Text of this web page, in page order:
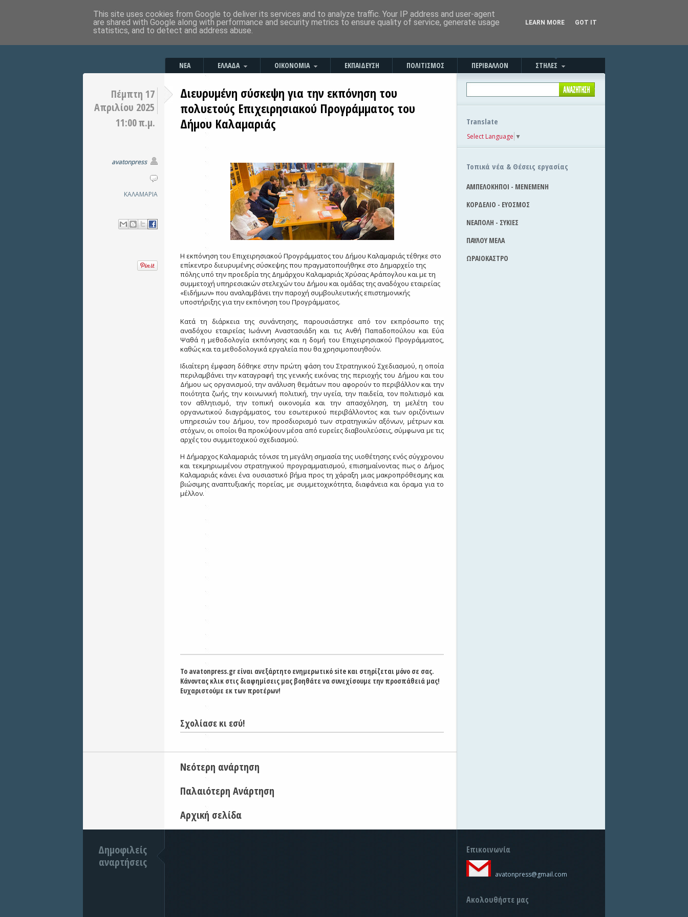
ΝΕΑ ΕΛΛΑΔΑ ΟΙΚΟΝΟΜΙΑ ΕΚΠΑΙΔΕΥΣΗ ΠΟΛΙΤΙΣΜΟΣ ΠΕΡΙΒΑΛΛΟΝ ΣΤΗΛΕΣ
Πέμπτη 17
Απριλίου 2025
11:00 π.μ.
avatonpress
ΚΑΛΑΜΑΡΙΑ
Διευρυμένη σύσκεψη για την εκπόνηση του
πολυετούς Επιχειρησιακού Προγράμματος του
Δήμου Καλαμαριάς
Η εκπόνηση του Επιχειρησιακού Προγράμματος του Δήμου Καλαμαριάς τέθηκε στο
επίκεντρο διευρυμένης σύσκεψης που πραγματοποιήθηκε στο Δημαρχείο της
πόλης υπό την προεδρία της Δημάρχου Καλαμαριάς Χρύσας Αράπογλου και με τη
συμμετοχή υπηρεσιακών στελεχών του Δήμου και ομάδας της αναδόχου εταιρείας
«Ειδήμων» που αναλαμβάνει την παροχή συμβουλευτικής επιστημονικής
υποστήριξης για την εκπόνηση του Προγράμματος.
Κατά τη διάρκεια της συνάντησης, παρουσιάστηκε από τον εκπρόσωπο της
αναδόχου εταιρείας Ιωάννη Αναστασιάδη και τις Ανθή Παπαδοπούλου και Εύα
Ψαθά η μεθοδολογία εκπόνησης και η δομή του Επιχειρησιακού Προγράμματος,
καθώς και τα μεθοδολογικά εργαλεία που θα χρησιμοποιηθούν.
Ιδιαίτερη έμφαση δόθηκε στην πρώτη φάση του Στρατηγικού Σχεδιασμού, η οποία
περιλαμβάνει την καταγραφή της γενικής εικόνας της περιοχής του Δήμου και του
Δήμου ως οργανισμού, την ανάλυση θεμάτων που αφορούν το περιβάλλον και την
ποιότητα ζωής, την κοινωνική πολιτική, την υγεία, την παιδεία, τον πολιτισμό και
τον αθλητισμό, την τοπική οικονομία και την απασχόληση, τη μελέτη του
οργανωτικού διαγράμματος, του εσωτερικού περιβάλλοντος και των οριζόντιων
υπηρεσιών του Δήμου, τον προσδιορισμό των στρατηγικών αξόνων, μέτρων και
στόχων, οι οποίοι θα προκύψουν μέσα από ευρείες διαβουλεύσεις, σύμφωνα με τις
αρχές του συμμετοχικού σχεδιασμού.
Η Δήμαρχος Καλαμαριάς τόνισε τη μεγάλη σημασία της υιοθέτησης ενός σύγχρονου
και τεκμηριωμένου στρατηγικού προγραμματισμού, επισημαίνοντας πως ο Δήμος
Καλαμαριάς κάνει ένα ουσιαστικό βήμα προς τη χάραξη μιας μακροπρόθεσμης και
βιώσιμης αναπτυξιακής πορείας, με συμμετοχικότητα, διαφάνεια και όραμα για το
μέλλον.
Το avatonpress.gr είναι ανεξάρτητο ενημερωτικό site και στηρίζεται μόνο σε σας.
Κάνοντας κλικ στις διαφημίσεις μας βοηθάτε να συνεχίσουμε την προσπάθειά μας!
Ευχαριστούμε εκ των προτέρων!
Σχολίασε κι εσύ!
Νεότερη ανάρτηση
Παλαιότερη Ανάρτηση
Αρχική σελίδα
Translate
Select Language ▼
Τοπικά νέα & Θέσεις εργασίας
ΑΜΠΕΛΟΚΗΠΟΙ - ΜΕΝΕΜΕΝΗ
ΚΟΡΔΕΛΙΟ - ΕΥΟΣΜΟΣ
ΝΕΑΠΟΛΗ - ΣΥΚΙΕΣ
ΠΑΥΛΟΥ ΜΕΛΑ
ΩΡΑΙΟΚΑΣΤΡΟ
Δημοφιλείς
αναρτήσεις
Επικοινωνία
avatonpress@gmail.com
Ακολουθήστε μας
This site uses cookies from Google to deliver its services and to analyze traffic. Your IP address and user-agent
are shared with Google along with performance and security metrics to ensure quality of service, generate usage
statistics, and to detect and address abuse.
LEARN MORE GOT IT